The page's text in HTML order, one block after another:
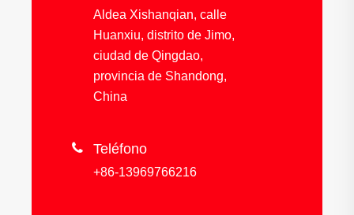
Aldea Xishanqian, calle
Huanxiu, distrito de Jimo,
ciudad de Qingdao,
provincia de Shandong,
China
 Teléfono
+86-13969766216